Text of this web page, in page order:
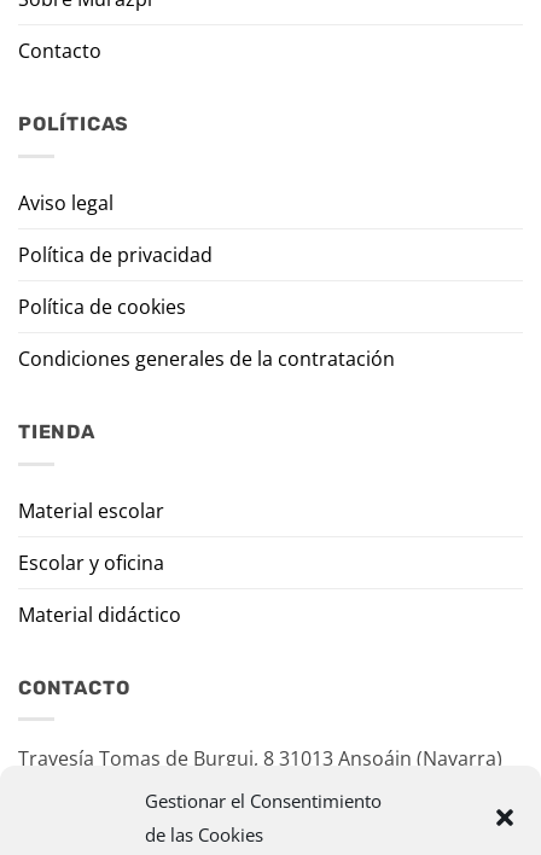
Gestionar el Consentimiento
de las Cookies
Contacto
POLÍTICAS
Aviso legal
Política de privacidad
Política de cookies
Condiciones generales de la contratación
TIENDA
Material escolar
Escolar y oficina
Material didáctico
CONTACTO
Travesía Tomas de Burgui, 8 31013 Ansoáin (Navarra)